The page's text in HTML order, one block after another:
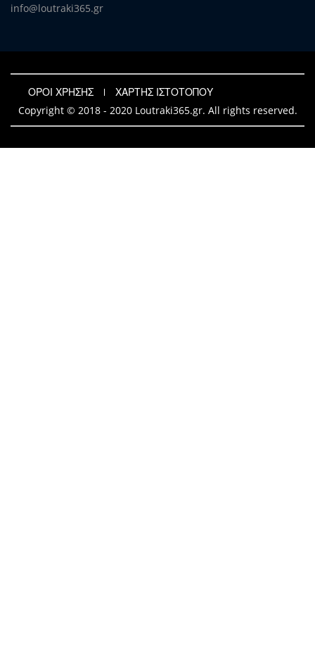
info@loutraki365.gr
ΟΡΟΙ ΧΡΗΣΗΣ
ΧΑΡΤΗΣ ΙΣΤΟΤΟΠΟΥ
Copyright © 2018 - 2020 Loutraki365.gr. All rights reserved.